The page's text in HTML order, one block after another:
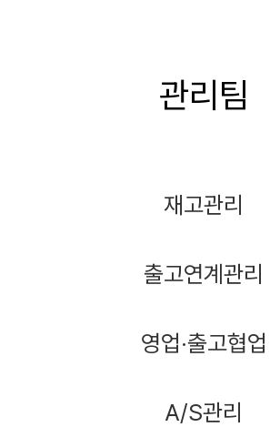
관리팀
재고관리
출고연계관리
영업·출고협업
A/S관리